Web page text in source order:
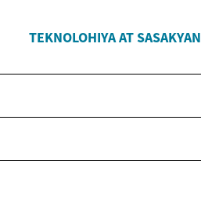
TEKNOLOHIYA AT SASAKYAN